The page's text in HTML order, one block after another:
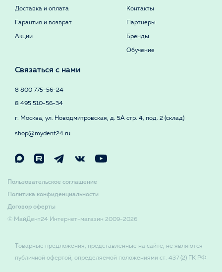
Доставка и оплата
Гарантия и возврат
Акции
Контакты
Партнеры
Бренды
Обучение
Связаться с нами
8 800 775-56-24
8 495 510-56-34
г. Москва, ул. Новодмитровская, д. 5А стр. 4, под. 2 (склад)
shop@mydent24.ru
© МайДент24 Интернет-магазин 2009-2026
Договор оферты
Политика конфиденциальности
Пользовательское соглашение
Товарные предложения, представленные на сайте, не являются
публичной офертой, определяемой положениями ст. 437 (2) ГК РФ